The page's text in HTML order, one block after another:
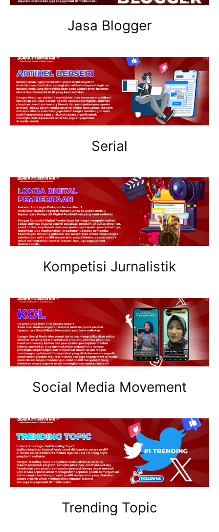
Jasa Blogger
Serial
Kompetisi Jurnalistik
Social Media Movement
Trending Topic